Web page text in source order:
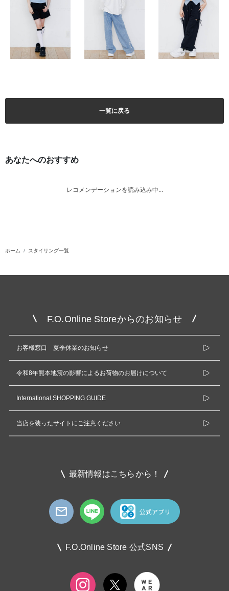
一覧に戻る
あなたへのおすすめ
レコメンデーションを読み込み中...
ホーム スタイリング一覧
F.O.Online Storeからのお知らせ
お客様窓口 夏季休業のお知らせ
令和8年熊本地震の影響によるお荷物のお届けについて
International SHOPPING GUIDE
当店を装ったサイトにご注意ください
最新情報はこちらから！
F.O.Online Store 公式SNS